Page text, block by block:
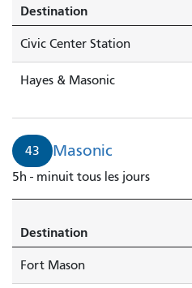
43
Masonic
arrive
dans
minutes.
Destination
Civic Center Station
Hayes & Masonic
43 Masonic
5h - minuit tous les jours
Destination
Fort Mason